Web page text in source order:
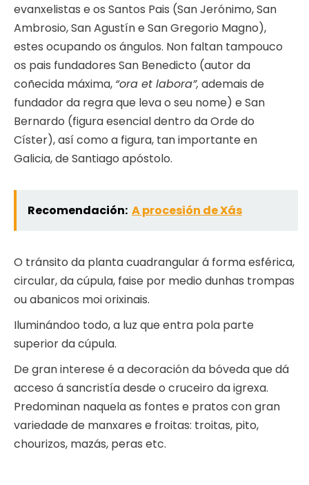
evanxelistas e os Santos Pais (San Jerónimo, San
Ambrosio, San Agustín e San Gregorio Magno),
estes ocupando os ángulos. Non faltan tampouco
os pais fundadores San Benedicto (autor da
coñecida máxima, “ora et labora”, ademais de
fundador da regra que leva o seu nome) e San
Bernardo (figura esencial dentro da Orde do
Císter), así como a figura, tan importante en
Galicia, de Santiago apóstolo.
Recomendación: A procesión de Xás
O tránsito da planta cuadrangular á forma esférica,
circular, da cúpula, faise por medio dunhas trompas
ou abanicos moi orixinais.
Iluminándoo todo, a luz que entra pola parte
superior da cúpula.
De gran interese é a decoración da bóveda que dá
acceso á sancristía desde o cruceiro da igrexa.
Predominan naquela as fontes e pratos con gran
variedade de manxares e froitas: troitas, pito,
chourizos, mazás, peras etc.